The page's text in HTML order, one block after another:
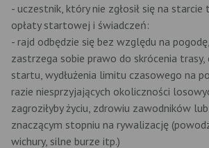
- uczestnik, który nie zgłosił się na
opłaty startowej i świadczeń:
- rajd odbędzie się bez względu na
zastrzega sobie prawo do skrócenia trasy,
startu, wydłużenia limitu czasowego na
razie niesprzyjających okoliczności
zagroziłyby życiu, zdrowiu zawodników lub
znaczącym stopniu na rywalizację
wichury, silne burze itp.)